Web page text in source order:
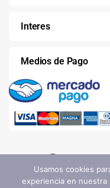
Interes
Medios de Pago
Usamos cookies
experiencia en nuestra